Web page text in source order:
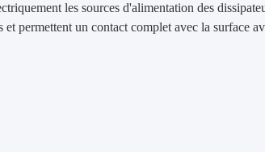
les sources d'alimentation des
permettent un contact complet avec la surface